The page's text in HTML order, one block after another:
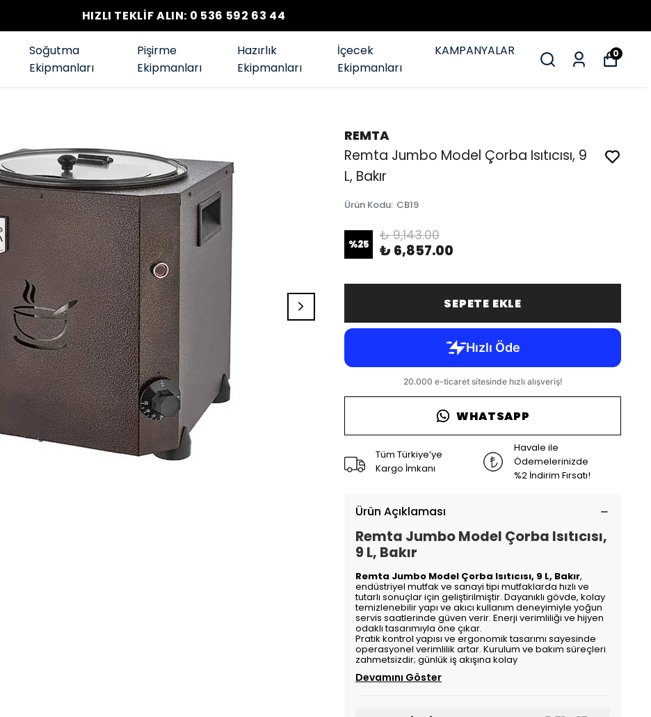
HIZLI TEKLİF ALIN: 0 536 592 63 44
Soğutma
Ekipmanları
Pişirme
Ekipmanları
Hazırlık
Ekipmanları
İçecek
Ekipmanları
KAMPANYALAR 0
REMTA
Remta Jumbo Model Çorba Isıtıcısı, 9
L, Bakır
Ürün Kodu: CB19
%25
₺ 9,143.00
₺ 6,857.00
SEPETE EKLE
WHATSAPP
Tüm Türkiye’ye
Kargo İmkanı
Havale ile
Ödemelerinizde
%2 İndirim Fırsatı!
Ürün Açıklaması
Remta Jumbo Model Çorba Isıtıcısı,
9 L, Bakır
Remta Jumbo Model Çorba Isıtıcısı, 9 L, Bakır,
endüstriyel mutfak ve sanayi tipi mutfaklarda hızlı ve
tutarlı sonuçlar için geliştirilmiştir. Dayanıklı gövde, kolay
temizlenebilir yapı ve akıcı kullanım deneyimiyle yoğun
servis saatlerinde güven verir. Enerji verimliliği ve hijyen
odaklı tasarımıyla öne çıkar.
Pratik kontrol yapısı ve ergonomik tasarımı sayesinde
operasyonel verimlilik artar. Kurulum ve bakım süreçleri
zahmetsizdir; günlük iş akışına kolay
Devamını Göster